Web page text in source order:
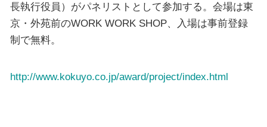
長執行役員）がパネリストとして参加する。会場は東
京・外苑前のWORK WORK SHOP、入場は事前登録
制で無料。
http://www.kokuyo.co.jp/award/project/index.html